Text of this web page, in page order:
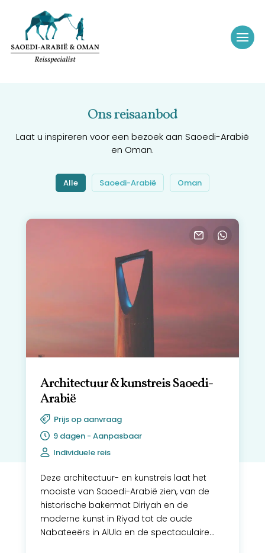
Ons reisaanbod
Laat u inspireren voor een bezoek aan Saoedi-Arabië
en Oman.
Alle Saoedi-Arabië Oman
Architectuur & kunstreis Saoedi-
Arabië
Prijs op aanvraag
9 dagen - Aanpasbaar
Individuele reis
Deze architectuur- en kunstreis laat het
mooiste van Saoedi-Arabië zien, van de
historische bakermat Diriyah en de
moderne kunst in Riyad tot de oude
Nabateeërs in AlUla en de spectaculaire